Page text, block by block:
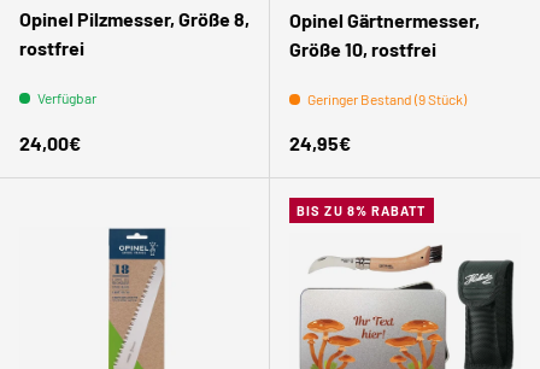
Opinel Pilzmesser, Größe 8,
rostfrei
Verfügbar
Normaler Preis
24,00€
Opinel Gärtnermesser,
Größe 10, rostfrei
Geringer Bestand (9 Stück)
Normaler Preis
24,95€
BIS ZU 8% RABATT